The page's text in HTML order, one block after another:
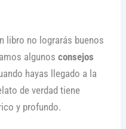
libro no lograrás buenos
algunos consejos
hayas llegado a la
de verdad tiene
y profundo.